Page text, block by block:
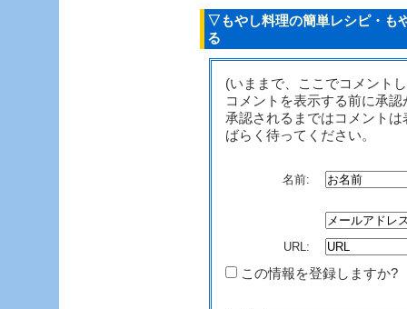
▽もやし料理の簡単レシピ・も
る
(いままで、ここでコメント
コメントを表示する前に承
承認されるまではコメント
ばらく待ってください。
名前:
URL:
この情報を登録しますか?